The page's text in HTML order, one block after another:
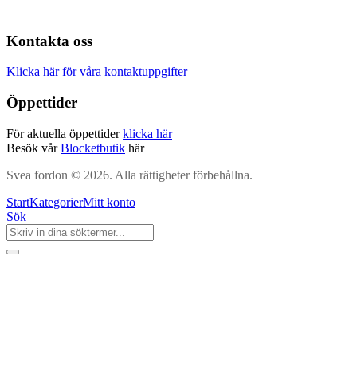
Kontakta oss
Klicka här för våra kontaktuppgifter
Öppettider
För aktuella öppettiderklicka här
Besök vårBlocketbutik här
Svea fordon © 2026. Alla rättigheter förbehållna.
StartKategorierMitt konto
Sök